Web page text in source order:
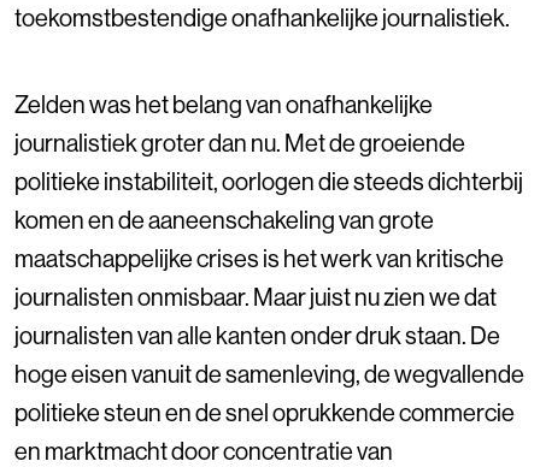
toekomstbestendige onafhankelijke journalistiek.
Zelden was het belang van onafhankelijke
journalistiek groter dan nu. Met de groeiende
politieke instabiliteit, oorlogen die steeds dichterbij
komen en de aaneenschakeling van grote
maatschappelijke crises is het werk van kritische
journalisten onmisbaar. Maar juist nu zien we dat
journalisten van alle kanten onder druk staan. De
hoge eisen vanuit de samenleving, de wegvallende
politieke steun en de snel oprukkende commercie
en marktmacht door concentratie van